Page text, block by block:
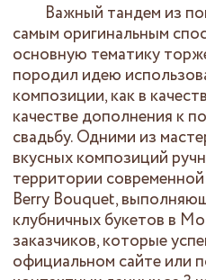
Важный тандем из
самым оригинальным
основную тематику
породил идею
композиции, как в
качестве дополнения к
свадьбу. Одними из
вкусных композиций
территории
Berry Bouquet,
клубничных букетов в
заказчиков, которые
официальном сайте или